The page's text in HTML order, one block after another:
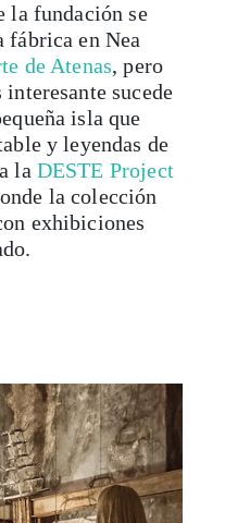
la fundación se
fábrica en Nea
de Atenas, pero
sucede
isla que
y leyendas de
la DESTE Project
la colección
exhibiciones